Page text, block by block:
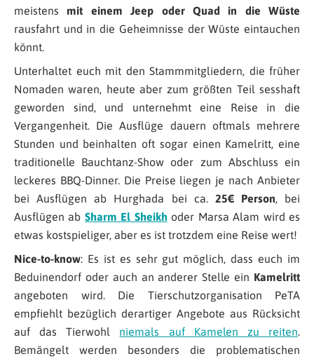
meistensmit einem Jeep oder Quad in die Wüste
rausfahrt und in die Geheimnisse der Wüste eintauchen
könnt.
Unterhaltet euch mit den Stammmitgliedern, die früher
Nomaden waren, heute aber zum größten Teil sesshaft
geworden sind, und unternehmt eine Reise in die
Vergangenheit. Die Ausflüge dauern oftmals mehrere
Stunden und beinhalten oft sogar einen Kamelritt, eine
traditionelle Bauchtanz-Show oder zum Abschluss ein
leckeres BBQ-Dinner. Die Preise liegen je nach Anbieter
bei Ausflügen ab Hurghada bei ca. 25€ Person, bei
Ausflügen ab Sharm El Sheikhoder Marsa Alam wird es
etwas kostspieliger, aber es ist trotzdem eine Reise wert!
Nice-to-know: Es ist es sehr gut möglich, dass euch im
Beduinendorf oder auch an anderer Stelle ein Kamelritt
angeboten wird. Die Tierschutzorganisation PeTA
empfiehlt bezüglich derartiger Angebote aus Rücksicht
auf das Tierwohl niemals auf Kamelen zu reiten.
Bemängelt werden besonders die problematischen